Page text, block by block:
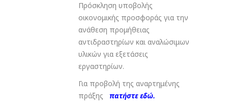
Πρόσκληση υποβολής
οικονομικής προσφοράς για την
ανάθεση προμήθειας
αντιδραστηρίων και αναλώσιμων
υλικών για εξετάσεις
εργαστηρίων.
Για προβολή της αναρτημένης
πράξης πατήστε εδώ.